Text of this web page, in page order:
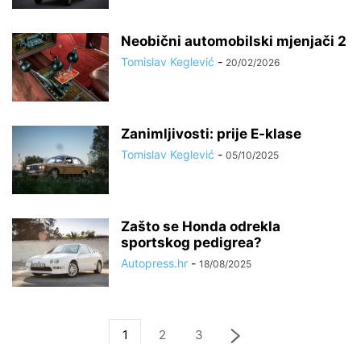
Neobični automobilski mjenjači 2
Tomislav Keglević - 20/02/2026
Zanimljivosti: prije E-klase
Tomislav Keglević - 05/10/2025
Zašto se Honda odrekla
sportskog pedigrea?
Autopress.hr - 18/08/2025
1 2 3